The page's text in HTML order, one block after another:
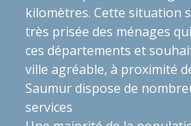
kilomètres. Cette situation
très prisée des ménages
ces départements et
ville agréable, à proximité
Saumur dispose de
services